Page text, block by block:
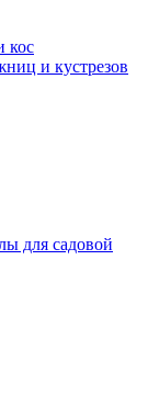
кос
и кустрезов
для садовой